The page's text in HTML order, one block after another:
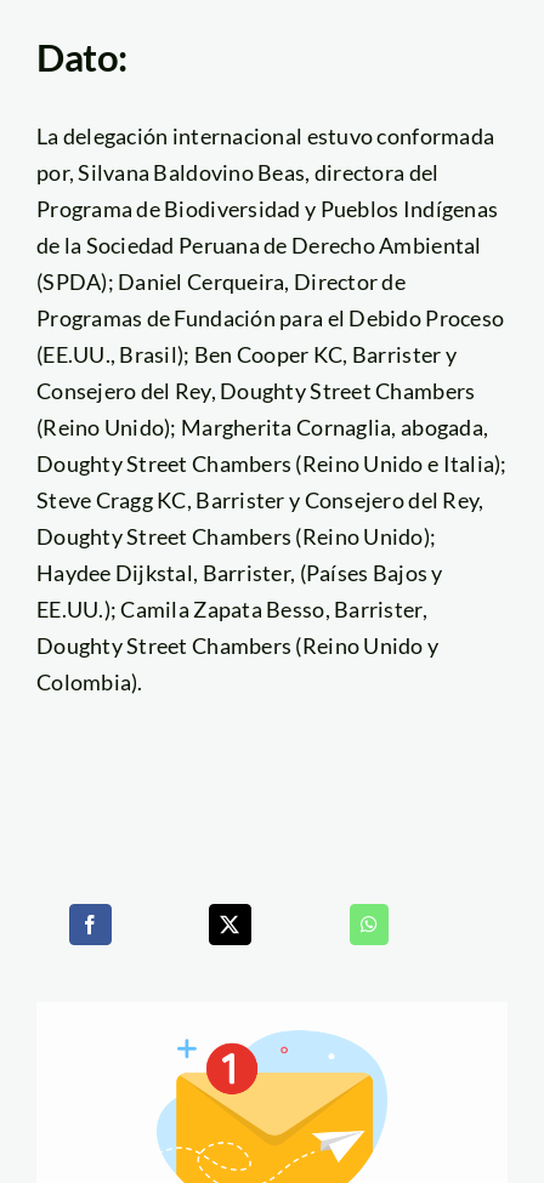
Dato:
La delegación internacional estuvo conformada
por, Silvana Baldovino Beas, directora del
Programa de Biodiversidad y Pueblos Indígenas
de la Sociedad Peruana de Derecho Ambiental
(SPDA); Daniel Cerqueira, Director de
Programas de Fundación para el Debido Proceso
(EE.UU., Brasil); Ben Cooper KC, Barrister y
Consejero del Rey, Doughty Street Chambers
(Reino Unido); Margherita Cornaglia, abogada,
Doughty Street Chambers (Reino Unido e Italia);
Steve Cragg KC, Barrister y Consejero del Rey,
Doughty Street Chambers (Reino Unido);
Haydee Dijkstal, Barrister, (Países Bajos y
EE.UU.); Camila Zapata Besso, Barrister,
Doughty Street Chambers (Reino Unido y
Colombia).